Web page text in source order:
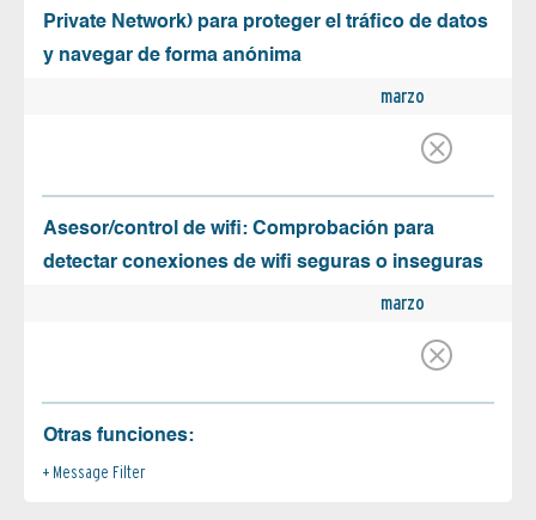
Private Network) para proteger el tráfico de datos
y navegar de forma anónima
marzo
Asesor/control de wifi: Comprobación para
detectar conexiones de wifi seguras o inseguras
marzo
Otras funciones:
Message Filter